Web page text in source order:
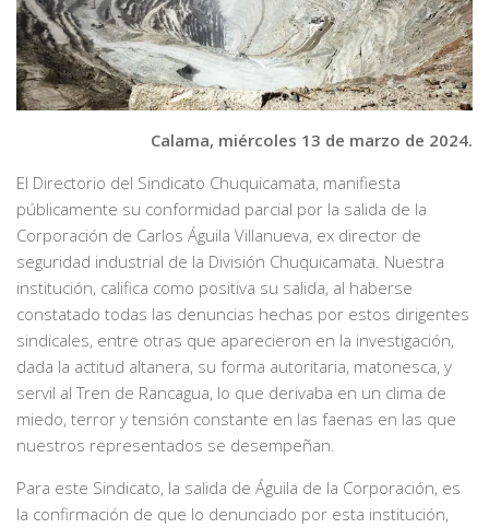
Calama, miércoles 13 de marzo de 2024.
El Directorio del Sindicato Chuquicamata, manifiesta
públicamente su conformidad parcial por la salida de la
Corporación de Carlos Águila Villanueva, ex director de
seguridad industrial de la División Chuquicamata. Nuestra
institución, califica como positiva su salida, al haberse
constatado todas las denuncias hechas por estos dirigentes
sindicales, entre otras que aparecieron en la investigación,
dada la actitud altanera, su forma autoritaria, matonesca, y
servil al Tren de Rancagua, lo que derivaba en un clima de
miedo, terror y tensión constante en las faenas en las que
nuestros representados se desempeñan.
Para este Sindicato, la salida de Águila de la Corporación, es
la confirmación de que lo denunciado por esta institución,